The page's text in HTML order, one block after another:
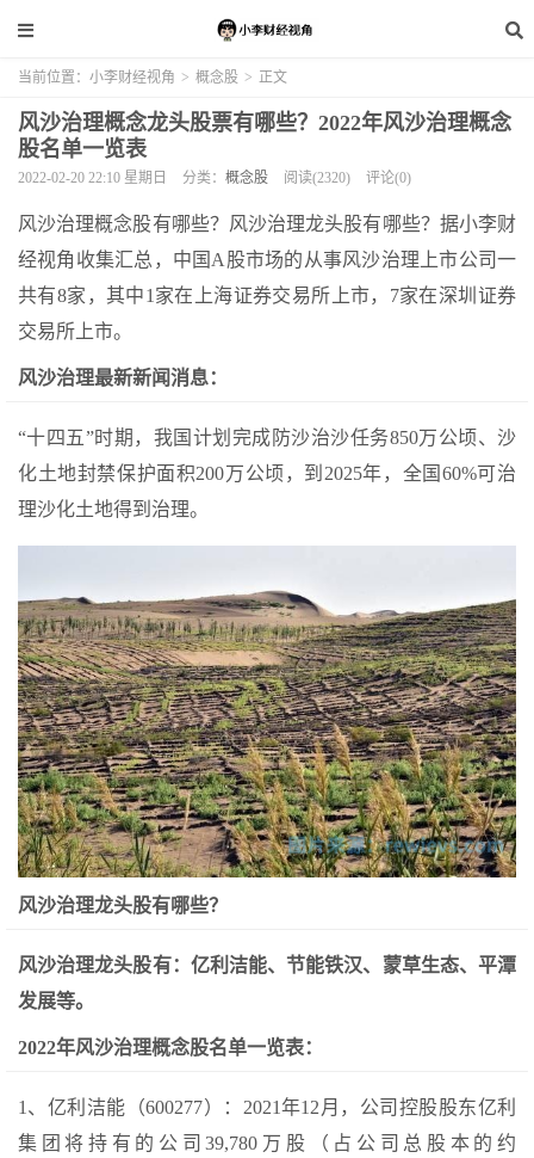
当前位置： 小李财经视角 > 概念股 > 正文
风沙治理概念龙头股票有哪些？2022年风沙治理概念
股名单一览表
2022-02-20 22:10 星期日 分类： 概念股 阅读(2320) 评论(0)
风沙治理概念股有哪些？风沙治理龙头股有哪些？据小李财
经视角收集汇总，中国A股市场的从事风沙治理上市公司一
共有8家，其中1家在上海证券交易所上市，7家在深圳证券
交易所上市。
风沙治理最新新闻消息：
“十四五”时期，我国计划完成防沙治沙任务850万公顷、沙
化土地封禁保护面积200万公顷，到2025年，全国60%可治
理沙化土地得到治理。
风沙治理龙头股有哪些？
风沙治理龙头股有：亿利洁能、节能铁汉、蒙草生态、平潭
发展等。
2022年风沙治理概念股名单一览表：
1、亿利洁能（600277）：2021年12月，公司控股股东亿利
集团将持有的公司39,780万股（占公司总股本的约